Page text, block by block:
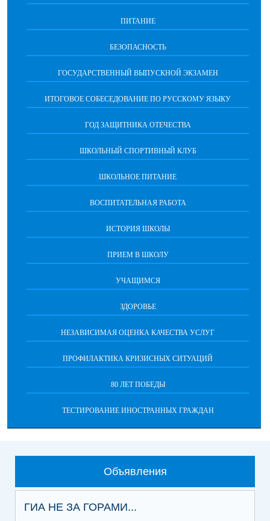
ПИТАНИЕ
БЕЗОПАСНОСТЬ
ГОСУДАРСТВЕННЫЙ ВЫПУСКНОЙ ЭКЗАМЕН
ИТОГОВОЕ СОБЕСЕДОВАНИЕ ПО РУССКОМУ ЯЗЫКУ
ГОД ЗАЩИТНИКА ОТЕЧЕСТВА
ШКОЛЬНЫЙ СПОРТИВНЫЙ КЛУБ
ШКОЛЬНОЕ ПИТАНИЕ
ВОСПИТАТЕЛЬНАЯ РАБОТА
ИСТОРИЯ ШКОЛЫ
ПРИЕМ В ШКОЛУ
УЧАЩИМСЯ
ЗДОРОВЬЕ
НЕЗАВИСИМАЯ ОЦЕНКА КАЧЕСТВА УСЛУГ
ПРОФИЛАКТИКА КРИЗИСНЫХ СИТУАЦИЙ
80 ЛЕТ ПОБЕДЫ
ТЕСТИРОВАНИЕ ИНОСТРАННЫХ ГРАЖДАН
Объявления
ГИА НЕ ЗА ГОРАМИ...